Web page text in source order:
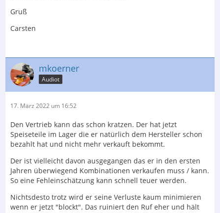
Gruß
Carsten
mkoerner
Audiot
17. März 2022 um 16:52
Den Vertrieb kann das schon kratzen. Der hat jetzt
Speiseteile im Lager die er natürlich dem Hersteller schon
bezahlt hat und nicht mehr verkauft bekommt.
Der ist vielleicht davon ausgegangen das er in den ersten
Jahren überwiegend Kombinationen verkaufen muss / kann.
So eine Fehleinschätzung kann schnell teuer werden.
Nichtsdesto trotz wird er seine Verluste kaum minimieren
wenn er jetzt "blockt". Das ruiniert den Ruf eher und hält